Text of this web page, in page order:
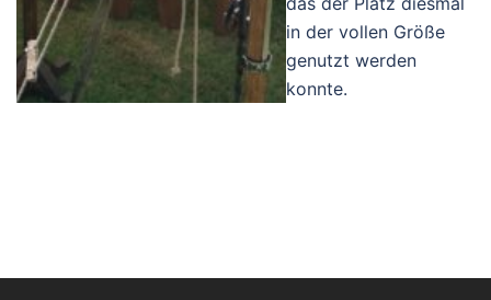
in der vollen Größe
genutzt werden
konnte.